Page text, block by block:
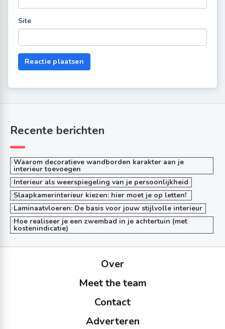
Site
Recente berichten
Waarom decoratieve wandborden karakter aan je
interieur toevoegen
Interieur als weerspiegeling van je persoonlijkheid
Slaapkamerinterieur kiezen: hier moet je op letten!
Laminaatvloeren: De basis voor jouw stijlvolle interieur
Hoe realiseer je een zwembad in je achtertuin (met
kostenindicatie)
Over
Meet the team
Contact
Adverteren